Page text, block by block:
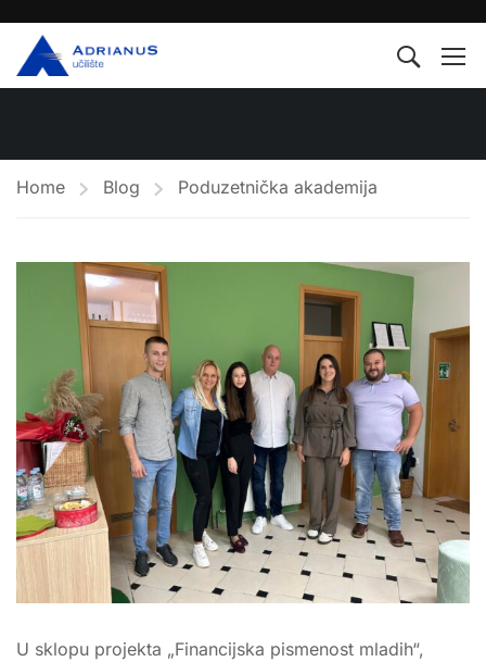
Home Blog Poduzetnička akademija
U sklopu projekta „Financijska pismenost mladih“,